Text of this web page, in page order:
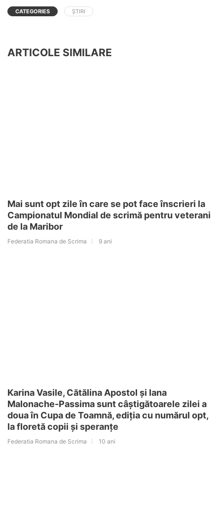
CATEGORIES ȘTIRI
ARTICOLE SIMILARE
Mai sunt opt zile în care se pot face înscrieri la
Campionatul Mondial de scrimă pentru veterani
de la Maribor
Federatia Romana de Scrima 9 ani
Karina Vasile, Cătălina Apostol și Iana
Malonache-Passima sunt câștigătoarele zilei a
doua în Cupa de Toamnă, ediția cu numărul opt,
la floretă copii și speranțe
Federatia Romana de Scrima 10 ani